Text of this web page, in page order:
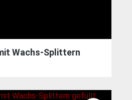
Wachs-Splittern